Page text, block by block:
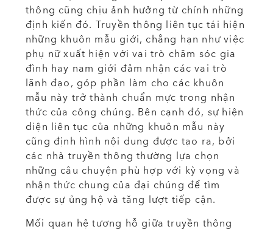
thông cũng chịu ảnh hưởng từ chính những
định kiến đó. Truyền thông liên tục tái hiện
những khuôn mẫu giới, chẳng hạn như việc
phụ nữ xuất hiện với vai trò chăm sóc gia
đình hay nam giới đảm nhận các vai trò
lãnh đạo, góp phần làm cho các khuôn
mẫu này trở thành chuẩn mực trong nhận
thức của công chúng. Bên cạnh đó, sự hiện
diện liên tục của những khuôn mẫu này
cũng định hình nội dung được tạo ra, bởi
các nhà truyền thông thường lựa chọn
những câu chuyện phù hợp với kỳ vọng và
nhận thức chung của đại chúng để tìm
được sự ủng hộ và tăng lượt tiếp cận.
Mối quan hệ tương hỗ giữa truyền thông